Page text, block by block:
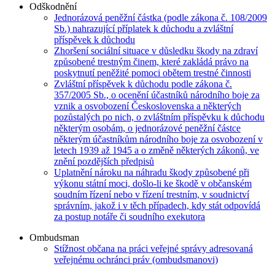
Odškodnění
Jednorázová peněžní částka (podle zákona č. 108/2009
Sb.) nahrazující příplatek k důchodu a zvláštní
příspěvek k důchodu
Zhoršení sociální situace v důsledku škody na zdraví
způsobené trestným činem, které zakládá právo na
poskytnutí peněžité pomoci obětem trestné činnosti
Zvláštní příspěvek k důchodu podle zákona č.
357/2005 Sb., o ocenění účastníků národního boje za
vznik a osvobození Československa a některých
pozůstalých po nich, o zvláštním příspěvku k důchodu
některým osobám, o jednorázové peněžní částce
některým účastníkům národního boje za osvobození v
letech 1939 až 1945 a o změně některých zákonů, ve
znění pozdějších předpisů
Uplatnění nároku na náhradu škody způsobené při
výkonu státní moci, došlo-li ke škodě v občanském
soudním řízení nebo v řízení trestním, v soudnictví
správním, jakož i v těch případech, kdy stát odpovídá
za postup notáře či soudního exekutora
Ombudsman
Stížnost občana na práci veřejné správy adresovaná
veřejnému ochránci práv (ombudsmanovi)